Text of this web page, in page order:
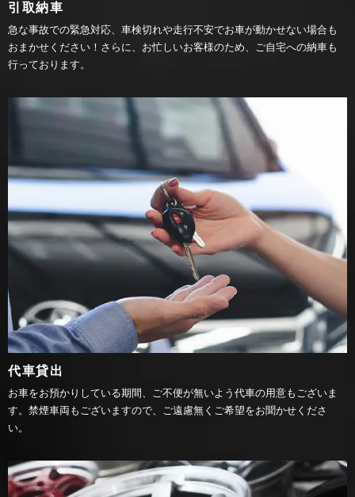
引取納車
急な事故での緊急対応、車検切れや走行不安でお車が動かせない場合も
おまかせください！さらに、お忙しいお客様のため、ご自宅への納車も
行っております。
代車貸出
お車をお預かりしている期間、ご不便が無いよう代車の用意もございま
す。禁煙車両もございますので、ご遠慮無くご希望をお聞かせくださ
い。